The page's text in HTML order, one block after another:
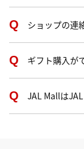
ショップの連
ギフト購入が
JAL Mallは